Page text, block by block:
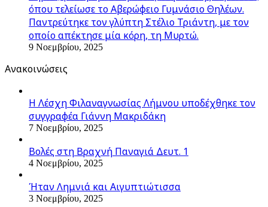
όπου τελείωσε το Αβερώφειο Γυμνάσιο Θηλέων.
Παντρεύτηκε τον γλύπτη Στέλιο Τριάντη, με τον
οποίο απέκτησε μία κόρη, τη Μυρτώ.
9 Νοεμβρίου, 2025
Ανακοινώσεις
Η Λέσχη Φιλαναγνωσίας Λήμνου υποδέχθηκε τον
συγγραφέα Γιάννη Μακριδάκη
7 Νοεμβρίου, 2025
Βολές στη Βραχνή Παναγιά Δευτ. 1
4 Νοεμβρίου, 2025
Ήταν Λημνιά και Αιγυπτιώτισσα
3 Νοεμβρίου, 2025